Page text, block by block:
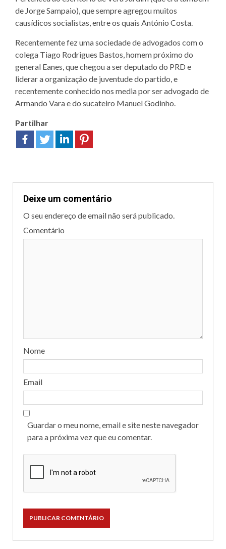
de Jorge Sampaio), que sempre agregou muitos
causídicos socialistas, entre os quais António Costa.
Recentemente fez uma sociedade de advogados com o
colega Tiago Rodrigues Bastos, homem próximo do
general Eanes, que chegou a ser deputado do PRD e
liderar a organização de juventude do partido, e
recentemente conhecido nos media por ser advogado de
Armando Vara e do sucateiro Manuel Godinho.
Partilhar
Deixe um comentário
O seu endereço de email não será publicado.
Comentário
Nome
Email
Guardar o meu nome, email e site neste navegador
para a próxima vez que eu comentar.